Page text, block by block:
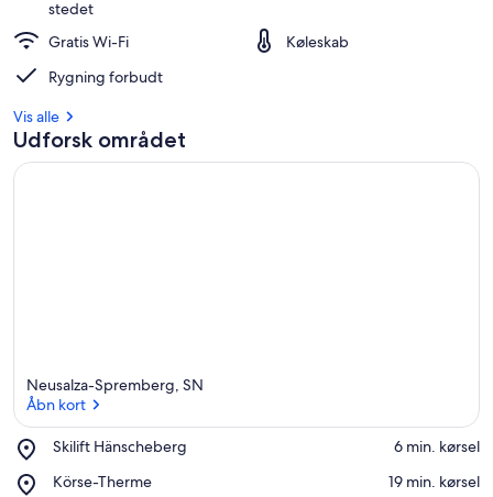
stedet
Gratis Wi-Fi
Køleskab
Rygning forbudt
Vis alle
Udforsk området
Neusalza-Spremberg, SN
Åbn kort
Skilift Hänscheberg
Place,
Hänscheberg
‪6 min. kørsel‬
Körse-Therme
Place,
‪19 min. kørsel‬